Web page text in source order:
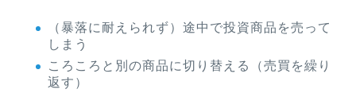
（暴落に耐えられず）途中で投資商品を売って
しまう
ころころと別の商品に切り替える（売買を繰り
返す）